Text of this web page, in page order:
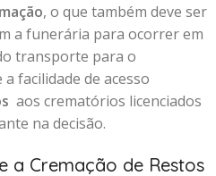
, o que também deve ser
a funerária para ocorrer em
transporte para o
facilidade de acesso
aos crematórios licenciados
na decisão.
a Cremação de Restos